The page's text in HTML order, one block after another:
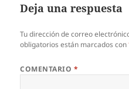
Deja una respuesta
Tu dirección de correo
obligatorios están marcados con
COMENTARIO *